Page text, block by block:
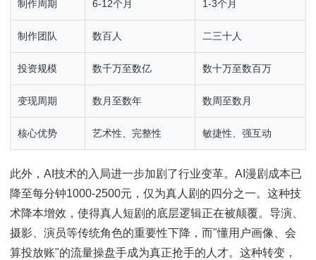
制作周期 6-12个月 1-3个月
制作团队 数百人 二三十人
投资规模 数千万至数亿 数十万至数百万
变现周期 数月至数年 数周至数月
核心优势 艺术性、完整性 敏捷性、强互动
此外，AI技术的入局进一步加剧了行业变革。AI漫剧成本已
降至每分钟1000-2500元，仅为真人剧的四分之一。这种技
术降本增效，使得真人短剧的底层逻辑正在被颠覆。导演、
摄影、演员等传统角色的重要性下降，而"懂用户画像、会
算投放账"的流量操盘手成为真正抢手的人才。这种转变，